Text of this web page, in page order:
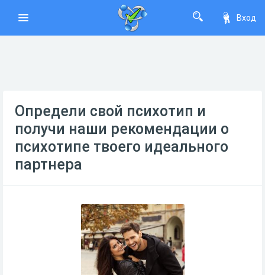
Вход
Определи свой психотип и
получи наши рекомендации о
психотипе твоего идеального
партнера